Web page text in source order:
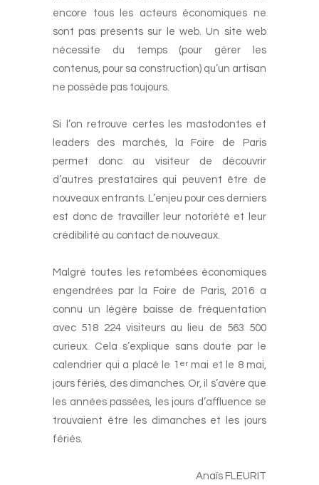
encore tous les acteurs économiques ne
sont pas présents sur le web. Un site web
nécessite du temps (pour gérer les
contenus, pour sa construction) qu’un artisan
ne possède pas toujours.
Si l’on retrouve certes les mastodontes et
leaders des marchés, la Foire de Paris
permet donc au visiteur de découvrir
d’autres prestataires qui peuvent être de
nouveaux entrants. L’enjeu pour ces derniers
est donc de travailler leur notoriété et leur
crédibilité au contact de nouveaux.
Malgré toutes les retombées économiques
engendrées par la Foire de Paris, 2016 a
connu un légère baisse de fréquentation
avec 518 224 visiteurs au lieu de 563 500
curieux. Cela s’explique sans doute par le
calendrier qui a placé le 1 ermai et le 8 mai,
jours fériés, des dimanches. Or, il s’avère que
les années passées, les jours d’affluence se
trouvaient être les dimanches et les jours
fériés.
Anaïs FLEURIT